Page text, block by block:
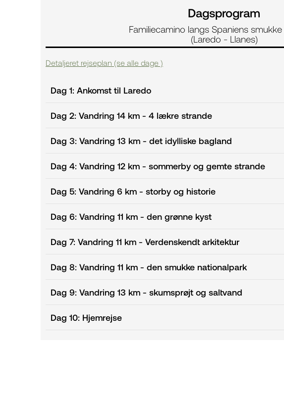
Dagsprogram
Familiecamino langs Spaniens
(Laredo - Llanes)
Detaljeret rejseplan (se alle dage )
Dag 1: Ankomst til Laredo
Dag 2: Vandring 14 km - 4 lækre strande
Dag 3: Vandring 13 km - det idylliske bagland
Dag 4: Vandring 12 km - sommerby og gemte strande
Dag 5: Vandring 6 km - storby og historie
Dag 6: Vandring 11 km - den grønne kyst
Dag 7: Vandring 11 km - Verdenskendt arkitektur
Dag 8: Vandring 11 km - den smukke nationalpark
Dag 9: Vandring 13 km - skumsprøjt og saltvand
Dag 10: Hjemrejse